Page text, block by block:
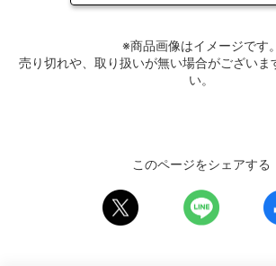
※商品画像はイメージです。
売り切れや、取り扱いが無い場合がございま
い。
このページをシェアする